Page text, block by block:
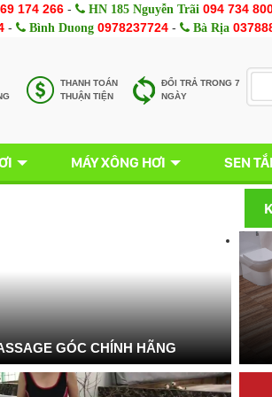
174 266 - HN 185 Nguyễn Trãi 094 734
- Bình Duong 0978237724- Bà Rịa
THANH TOÁN
THUẬN TIỆN
ĐỔI TRẢ TRONG 7
NGÀY
MÁY XÔNG HƠI SEN
GÓC CHÍNH HÃNG